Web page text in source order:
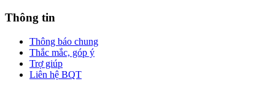
Thông tin
Thông báo chung
Thắc mắc, góp ý
Trợ giúp
Liên hệ BQT